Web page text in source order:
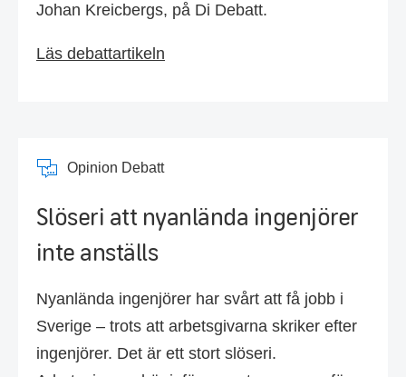
Johan Kreicbergs, på Di Debatt.
Läs debattartikeln
Opinion Debatt
Slöseri att nyanlända ingenjörer
inte anställs
Nyanlända ingenjörer har svårt att få jobb i
Sverige – trots att arbetsgivarna skriker efter
ingenjörer. Det är ett stort slöseri.